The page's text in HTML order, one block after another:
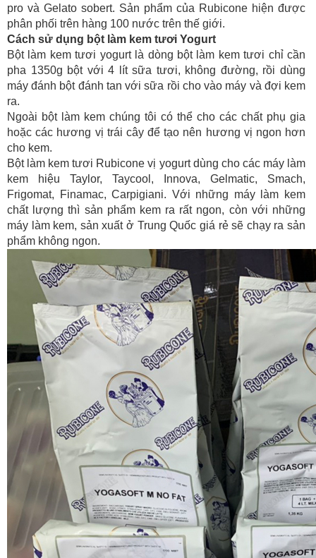
pro và Gelato sobert. Sản phẩm của Rubicone hiện được
phân phối trên hàng 100 nước trên thế giới.
Cách sử dụng bột làm kem tươi Yogurt
Bột làm kem tươi yogurt là dòng bột làm kem tươi chỉ cần
pha 1350g bột với 4 lít sữa tươi, không đường, rồi dùng
máy đánh bột đánh tan với sữa rồi cho vào máy và đợi kem
ra.
Ngoài bột làm kem chúng tôi có thể cho các chất phụ gia
hoặc các hương vị trái cây để tạo nên hương vị ngon hơn
cho kem.
Bột làm kem tươi Rubicone vị yogurt dùng cho các máy làm
kem hiệu Taylor, Taycool, Innova, Gelmatic, Smach,
Frigomat, Finamac, Carpigiani. Với những máy làm kem
chất lượng thì sản phẩm kem ra rất ngon, còn với những
máy làm kem, sản xuất ở Trung Quốc giá rẻ sẽ chạy ra sản
phẩm không ngon.